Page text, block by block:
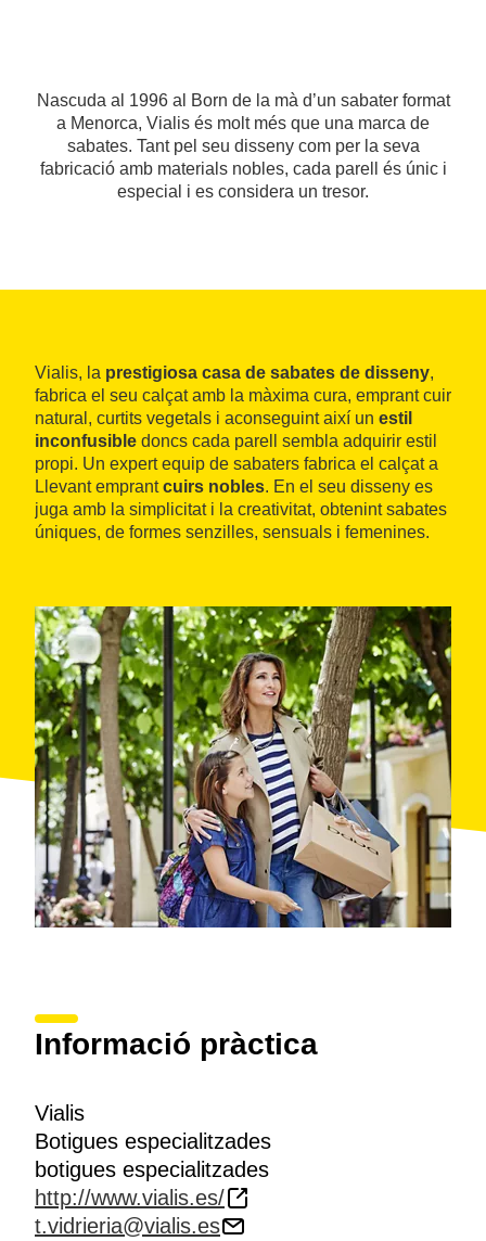
Nascuda al 1996 al Born de la mà d’un sabater format
a Menorca, Vialis és molt més que una marca de
sabates. Tant pel seu disseny com per la seva
fabricació amb materials nobles, cada parell és únic i
especial i es considera un tresor.
Vialis, la prestigiosa casa de sabates de disseny,
fabrica el seu calçat amb la màxima cura, emprant cuir
natural, curtits vegetals i aconseguint així un estil
inconfusible doncs cada parell sembla adquirir estil
propi. Un expert equip de sabaters fabrica el calçat a
Llevant emprantcuirs nobles. En el seu disseny es
juga amb la simplicitat i la creativitat, obtenint sabates
úniques, de formes senzilles, sensuals i femenines.
Informació pràctica
Vialis
Botigues especialitzades
botigues especialitzades
http://www.vialis.es/
t.vidrieria@vialis.es